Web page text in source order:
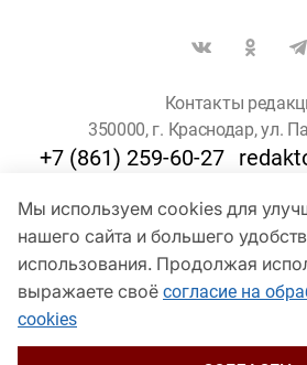
Мы используем cookies для
нашего сайта и большего
использования. Продолжая
выражаете своё согласие на
cookies
Контакты
350000, г. Краснодар, ул.
+7 (861) 259-60-27
Для пользователей
© Кубанские
Сетевое издание «kubnews»
службой по надзору в сфере связи,
и массовых коммуникаций